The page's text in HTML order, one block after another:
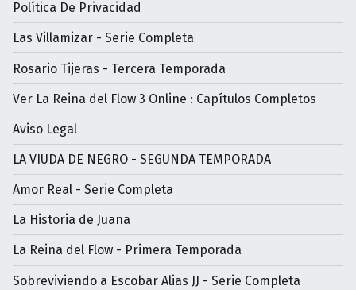
Política De Privacidad
Las Villamizar - Serie Completa
Rosario Tijeras - Tercera Temporada
Ver La Reina del Flow 3 Online : Capítulos Completos
Aviso Legal
LA VIUDA DE NEGRO - SEGUNDA TEMPORADA
Amor Real - Serie Completa
La Historia de Juana
La Reina del Flow - Primera Temporada
Sobreviviendo a Escobar Alias JJ - Serie Completa